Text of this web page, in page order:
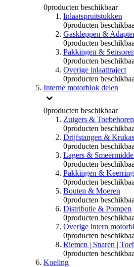
0producten beschikbaar
Inlaatspruitstukken
0producten
Gaskleppen &
0producten
Pakkingen & Sensoren
0producten
Overige inlaattraject
0producten
Interne motorblok delen
0producten beschikbaar
Zuigers & Toebehoren
0producten
Drijfstangen &
0producten
Lagers &
0producten
Pakkingen &
0producten
Bouten & Moeren
0producten
Distributie & Pompen
0producten
Overige intern
0producten
Riemen | Snaren |
0producten
Koeling